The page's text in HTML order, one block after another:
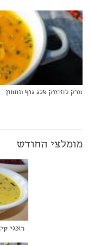
מרק לחיזוק פלג גוף תחתון
מומלצי החודש
ראגי